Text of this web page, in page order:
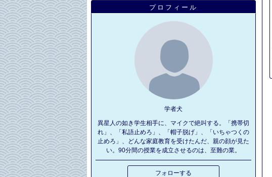
プロフィール
学者犬
異星人の如き学生相手に、マイクで絶叫する。「携帯切
れ」、「私語止めろ」、「帽子脱げ」、「いちゃつくの
止めろ」、どんな家庭教育を受けたんだ、親の顔が見た
い。90分間の授業を成立させるのは、至難の業。
フォローする